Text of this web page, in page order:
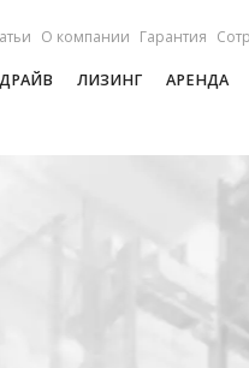
О компании Гарантия
ЛИЗИНГ АРЕНДА